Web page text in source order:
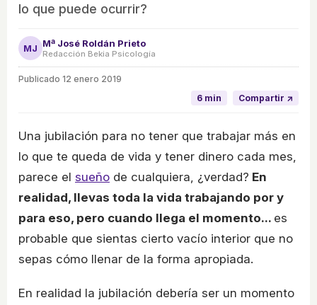
lo que puede ocurrir?
MJ Mª José Roldán Prieto
Redacción Bekia Psicología
Publicado 12 enero 2019
6 min
Compartir ↗
Una jubilación para no tener que trabajar más en
lo que te queda de vida y tener dinero cada mes,
parece el sueño de cualquiera, ¿verdad? En
realidad, llevas toda la vida trabajando por y
para eso, pero cuando llega el momento... es
probable que sientas cierto vacío interior que no
sepas cómo llenar de la forma apropiada.
En realidad la jubilación debería ser un momento